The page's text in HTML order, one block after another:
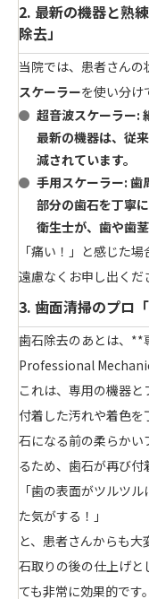
2. 最新の機器と熟
除去」
当院では、患者さんの
スケーラーを使い分け
超音波スケーラー:
最新の機器は、従
減されています。
手用スケーラー: 歯
部分の歯石を丁寧
衛生士が、歯や歯
「痛い！」と感じた
遠慮なくお申し出くだ
3. 歯面清掃のプロ
歯石除去のあとは、**
Professional
これは、専用の機器
付着した汚れや着色
石になる前の柔らかい
るため、歯石が再び付
「歯の表面がツルツ
た気がする！」
と、患者さんからも
石取りの後の仕上げと
ても非常に効果的です。